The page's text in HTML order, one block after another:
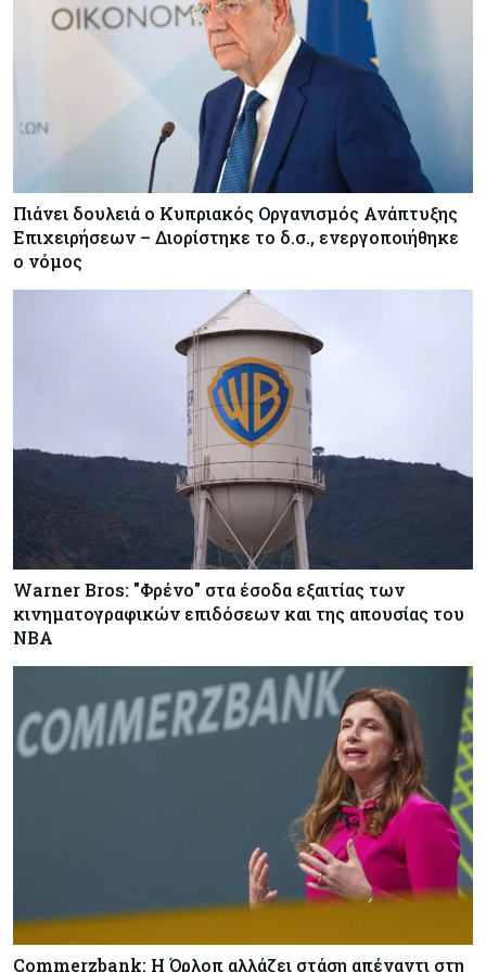
τεχνολογικός κλάδος παρά τις πιέσεις στην
Ασία
06-08-2026
Παπασταύρου: Ψήφος εμπιστοσύνης η είσοδος
της Meridiam για το καλώδιο Ελλάδας-Κύπρου
Πιάνει δουλειά ο Κυπριακός Οργανισμός Ανάπτυξης
Επιχειρήσεων – Διορίστηκε το δ.σ., ενεργοποιήθηκε
ο νόμος
Warner Bros: "Φρένο" στα έσοδα εξαιτίας των
κινηματογραφικών επιδόσεων και της απουσίας του
NBA
Commerzbank: Η Όρλοπ αλλάζει στάση απέναντι στη